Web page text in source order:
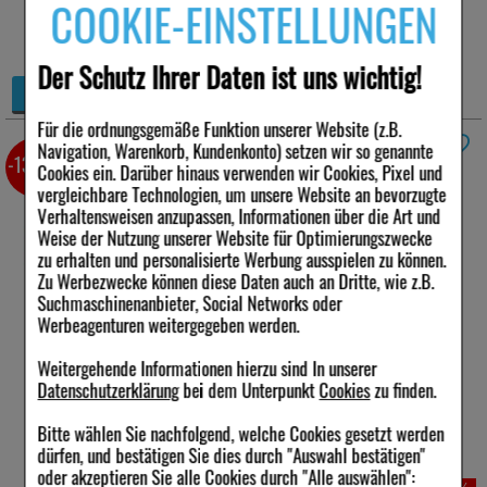
COOKIE-EINSTELLUNGEN
Der Schutz Ihrer Daten ist uns wichtig!
Für die ordnungsgemäße Funktion unserer Website (z.B.
Navigation, Warenkorb, Kundenkonto) setzen wir so genannte
Cookies ein. Darüber hinaus verwenden wir Cookies, Pixel und
vergleichbare Technologien, um unsere Website an bevorzugte
Verhaltensweisen anzupassen, Informationen über die Art und
Weise der Nutzung unserer Website für Optimierungszwecke
zu erhalten und personalisierte Werbung ausspielen zu können.
Zu Werbezwecke können diese Daten auch an Dritte, wie z.B.
Suchmaschinenanbieter, Social Networks oder
Werbeagenturen weitergegeben werden.
Weitergehende Informationen hierzu sind In unserer
Datenschutzerklärungbei dem UnterpunktCookieszu finden.
Bitte wählen Sie nachfolgend, welche Cookies gesetzt werden
dürfen, und bestätigen Sie dies durch "Auswahl bestätigen"
oder akzeptieren Sie alle Cookies durch "Alle auswählen":
60 St
25%
+
Details
BION3 Energy Tabletten30 St
Anbieter: WICK Pharma -
Zweigniederlassung der
Procter & Gamble GmbH
Menge: 30 St
/ 35,6 g
Darreichungsform:
Tabletten
PZN: 18010737
14,70 €
UVP: 16,99 €³
inkl. MwSt zzgl.Versand
412,92 €pro 1 kg
-13,5%
sofort lieferbar
Alternative Packungsgrößen: